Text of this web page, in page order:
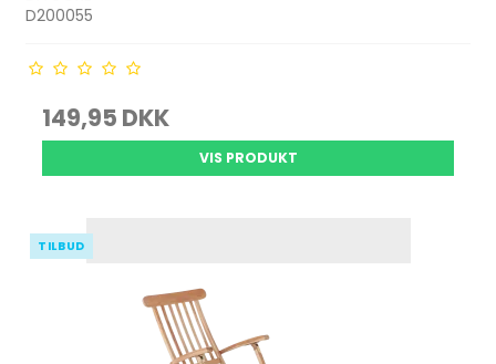
D200055
149,95 DKK
VIS PRODUKT
TILBUD